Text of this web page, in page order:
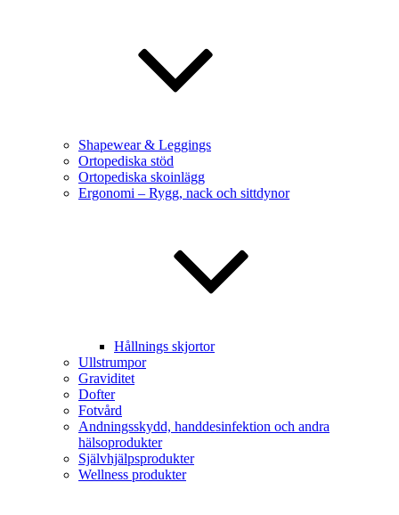
Shapewear & Leggings
Ortopediska stöd
Ortopediska skoinlägg
Ergonomi – Rygg, nack och sittdynor
Hållnings skjortor
Ullstrumpor
Graviditet
Dofter
Fotvård
Andningsskydd, handdesinfektion och andra
hälsoprodukter
Självhjälpsprodukter
Wellness produkter